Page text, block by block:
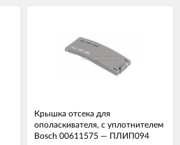
Крышка отсека для
ополаскивателя, с уплотнителем
Bosch 00611575 — ПЛИП094